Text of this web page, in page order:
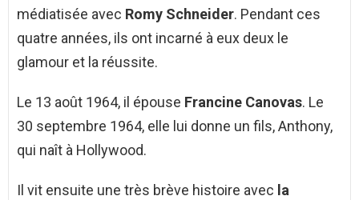
médiatisée avec Romy Schneider. Pendant ces
quatre années, ils ont incarné à eux deux le
glamour et la réussite.
Le 13 août 1964, il épouse Francine Canovas. Le
30 septembre 1964, elle lui donne un fils, Anthony,
qui naît à Hollywood.
Il vit ensuite une très brève histoire avec la